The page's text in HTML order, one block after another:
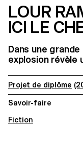
LOUR
ICI LE
Dans une
explosion révèle
Projet de diplôme
Savoir-faire
Fiction